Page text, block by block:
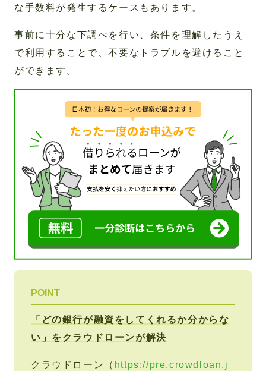
な手数料が発生するケースもあります。
事前に十分な下調べを行い、条件を理解したうえ
で利用することで、不要なトラブルを避けること
ができます。
POINT
「どの銀行が融資をしてくれるか分からな
い」をクラウドローンが解決
クラウドローン（ https://pre.crowdloan.j